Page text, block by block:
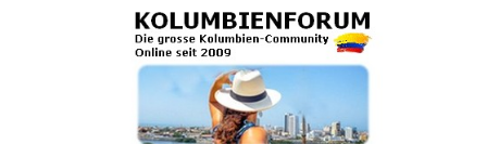
Kolumbienforum - Das
grosse Forum der
Freunde Kolumbiens
Reisen, Auswandern, Kultur, Politik, Geschichte und Visum in Kolumbien und Venezuela.
Austausch, Erfahrungen und Gemeinschaft im Kolumbienforum